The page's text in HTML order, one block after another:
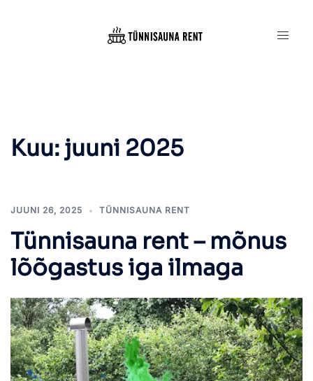
Kuu: juuni 2025
JUUNI 26, 2025 TÜNNISAUNA RENT
Tünnisauna rent – mõnus
lõõgastus iga ilmaga